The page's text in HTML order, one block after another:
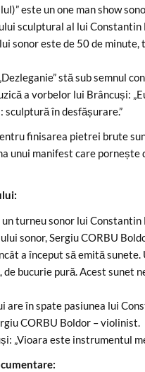
este un one man show
sculptural al lui
sonor este de 50 de
stă sub semnul
a vorbelor lui Brâncuși:
sculptură în desfășurare.”
finisarea pietrei brute
unui manifest care
un turneu sonor lui
sonor, Sergiu CORBU
a început să emită
de bucurie pură. Acest
are în spate pasiunea lui
CORBU Boldor – violinist.
„Vioara este instrumentul